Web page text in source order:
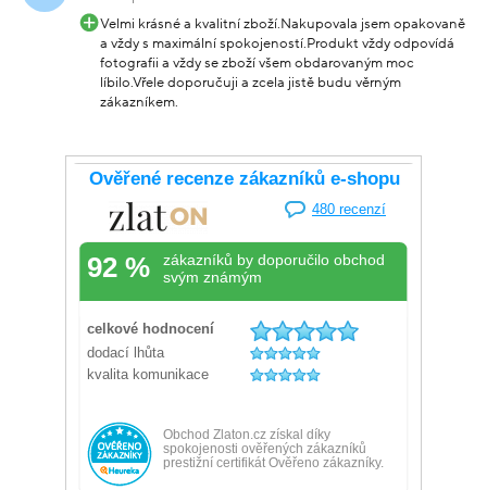
Velmi krásné a kvalitní zboží.Nakupovala jsem opakovaně
a vždy s maximální spokojeností.Produkt vždy odpovídá
fotografii a vždy se zboží všem obdarovaným moc
líbilo.Vřele doporučuji a zcela jistě budu věrným
zákazníkem.